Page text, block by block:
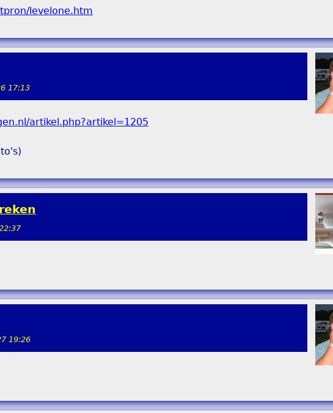
17:13
19:26